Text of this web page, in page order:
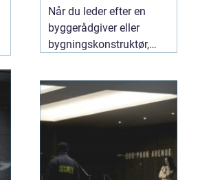
Når du leder efter en
byggerådgiver eller
bygningskonstruktør,
tryghed,
gennemsigtighed og en
løsning, der både holder
økonomisk og
byggeteknisk. Søger du
en god "
10 juli 2026